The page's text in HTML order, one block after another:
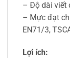
– Độ dài viết
– Mực đạt
EN71/3,
Lợi ích: